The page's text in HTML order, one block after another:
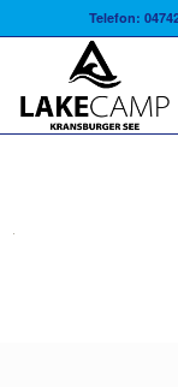
Telefon: